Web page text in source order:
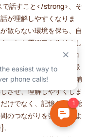
で話すこと</strong>、そ
が理解しやすくなりま
散らない環境を保ち、自
スした雰囲気を作りまし
場合は、<strong>アイコ
合図を使って感情や文脈
ある物など、視覚的な補
させ、理解しやすくしま
けでなく、記憶を呼び覚
のつながりを強化し、よ